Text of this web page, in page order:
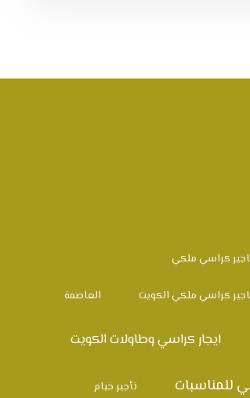
كراسي ملكي
كراسي ملكي الكويت العاصمة
ايجار كراسي وطاولات الكويت
للمناسبات تأجير خيام